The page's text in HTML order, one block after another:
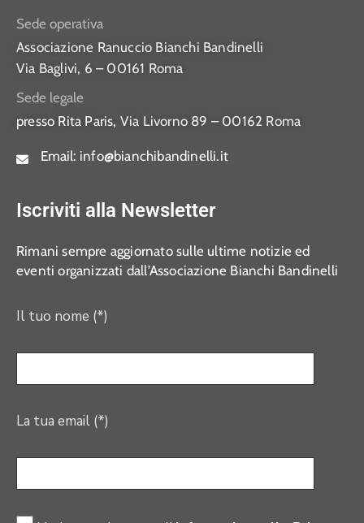
Sede operativa
Associazione Ranuccio Bianchi Bandinelli
Via Baglivi, 6 – 00161 Roma
Sede legale
presso Rita Paris, Via Livorno 89 – 00162 Roma
Email: info@bianchibandinelli.it
Iscriviti alla Newsletter
Rimani sempre aggiornato sulle ultime notizie ed
eventi organizzati dall’Associazione Bianchi Bandinelli
Il tuo nome (*)
La tua email (*)